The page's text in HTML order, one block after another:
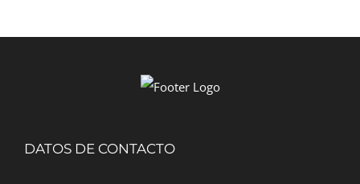
DATOS DE CONTACTO